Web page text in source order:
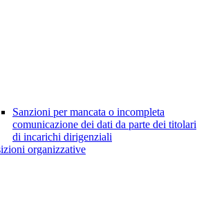
Sanzioni per mancata o incompleta
comunicazione dei dati da parte dei titolari
di incarichi dirigenziali
organizzative